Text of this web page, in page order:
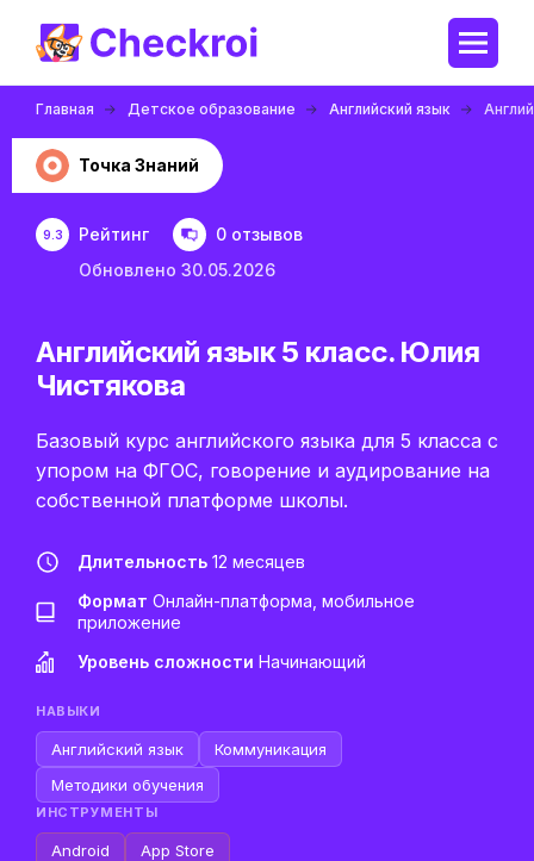
Главная Детское образование Английский язык
Точка Знаний
9.3 Рейтинг
0 отзывов
Обновлено 30.05.2026
Английский язык 5 класс. Юлия
Чистякова
Базовый курс английского языка для 5 класса с
упором на ФГОС, говорение и аудирование на
собственной платформе школы.
Длительность 12 месяцев
Формат Онлайн-платформа, мобильное
приложение
Уровень сложности Начинающий
НАВЫКИ
Английский язык
Коммуникация
Методики обучения
ИНСТРУМЕНТЫ
Android App Store